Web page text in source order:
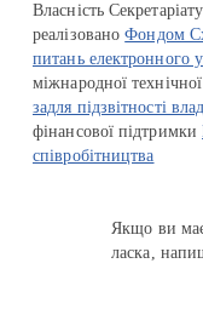
Власність
реалізованоФондом
питань електронного
міжнародної
задля підзвітності
фінансової підтримки
співробітництва
Якщо ви
ласка,